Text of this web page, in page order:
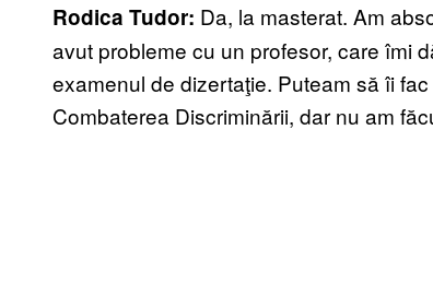
Rodica Tudor: Da, la masterat. Am
avut probleme cu un profesor, care îmi
examenul de dizertaţie. Puteam să îi
Combaterea Discriminării, dar nu am